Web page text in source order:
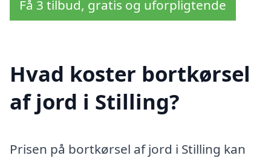
Få 3 tilbud, gratis og uforpligtende
Hvad koster bortkørsel
af jord i Stilling?
Prisen på bortkørsel af jord i Stilling kan